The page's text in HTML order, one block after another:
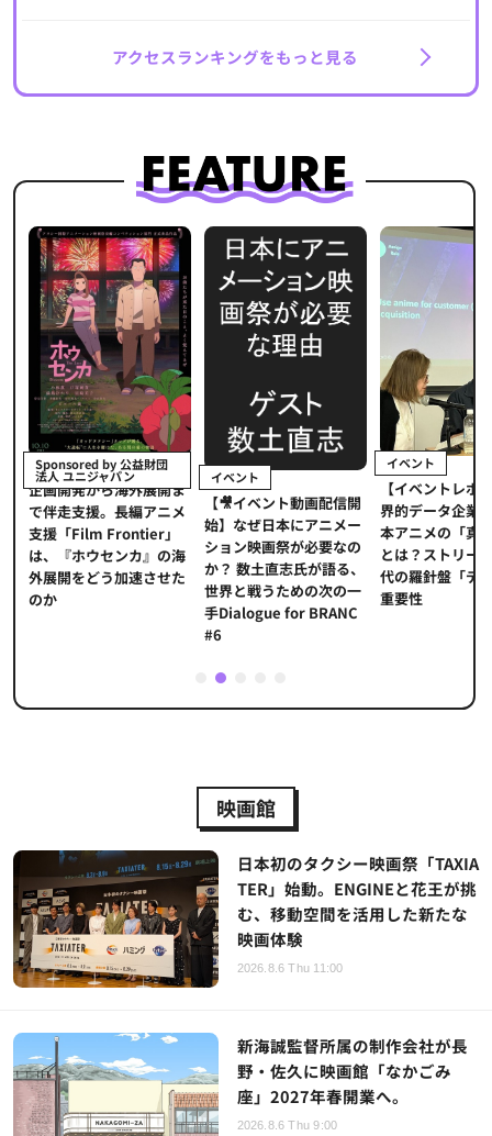
アクセスランキングをもっと見る
Sponsored by 公益財団
法人 ユニジャパン
企画開発から海外展開ま
で伴走支援。長編アニメ
支援「Film Frontier」
は、『ホウセンカ』の海
外展開をどう加速させた
のか
イベント
【🎥イベント動画配信開
始】なぜ日本にアニメー
ション映画祭が必要なの
か？ 数土直志氏が語る、
世界と戦うための次の一
手Dialogue for BRANC
#6
イベント
【イベントレポ
界的データ企業
本アニメの「真
とは？ストリー
代の羅針盤「デ
重要性
2
映画館
日本初のタクシー映画祭「TAXIA
TER」始動。ENGINEと花王が挑
む、移動空間を活用した新たな
映画体験
2026.8.6 Thu 11:00
新海誠監督所属の制作会社が長
野・佐久に映画館「なかごみ
座」2027年春開業へ。
2026.8.6 Thu 9:00